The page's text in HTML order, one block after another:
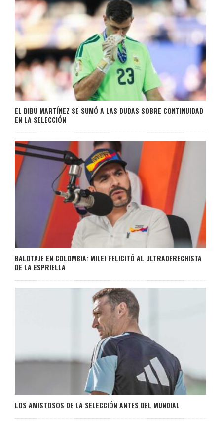
EL DIBU MARTÍNEZ SE SUMÓ A LAS DUDAS SOBRE CONTINUIDAD
EN LA SELECCIÓN
BALOTAJE EN COLOMBIA: MILEI FELICITÓ AL ULTRADERECHISTA
DE LA ESPRIELLA
LOS AMISTOSOS DE LA SELECCIÓN ANTES DEL MUNDIAL